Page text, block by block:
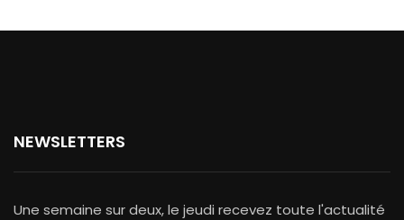
NEWSLETTERS
Une semaine sur deux, le jeudi recevez toute l'actualité